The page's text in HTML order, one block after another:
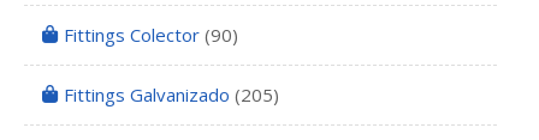
Fittings Colector (90)
Fittings Galvanizado (205)